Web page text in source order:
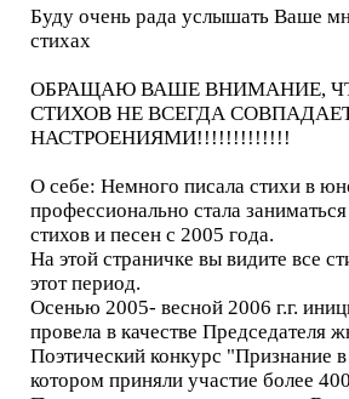
Буду очень рада услышать Ваше
стихах
ОБРАЩАЮ ВАШЕ ВНИМАНИЕ,
СТИХОВ НЕ ВСЕГДА
НАСТРОЕНИЯМИ!!!!!!!!!!!!!
О себе: Немного писала стихи в
профессионально стала
стихов и песен с 2005 года.
На этой страничке вы видите все
этот период.
Осенью 2005- весной 2006 г.г.
провела в качестве Председателя
Поэтический конкурс "Признание
котором приняли участие более